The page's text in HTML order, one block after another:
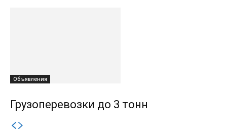
Объявления
Грузоперевозки до 3 тонн